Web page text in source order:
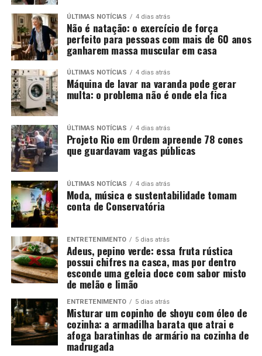
ÚLTIMAS NOTÍCIAS 4 dias atrás
Não é natação: o exercício de força
perfeito para pessoas com mais de 60 anos
ganharem massa muscular em casa
ÚLTIMAS NOTÍCIAS 4 dias atrás
Máquina de lavar na varanda pode gerar
multa: o problema não é onde ela fica
ÚLTIMAS NOTÍCIAS 4 dias atrás
Projeto Rio em Ordem apreende 78 cones
que guardavam vagas públicas
ÚLTIMAS NOTÍCIAS 4 dias atrás
Moda, música e sustentabilidade tomam
conta de Conservatória
ENTRETENIMENTO 5 dias atrás
Adeus, pepino verde: essa fruta rústica
possui chifres na casca, mas por dentro
esconde uma geleia doce com sabor misto
de melão e limão
ENTRETENIMENTO 5 dias atrás
Misturar um copinho de shoyu com óleo de
cozinha: a armadilha barata que atrai e
afoga baratinhas de armário na cozinha de
madrugada